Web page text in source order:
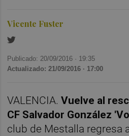
Vicente Fuster
Publicado: 20/09/2016 · 19:35
Actualizado: 21/09/2016 · 17:00
VALENCIA.Vuelve al
CF Salvador González
club de Mestalla regresa